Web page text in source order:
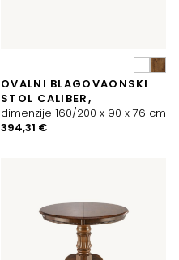
OVALNI BLAGOVAONSKI
STOL CALIBER,
dimenzije 160/200 x 90 x 76 cm
394,31 €